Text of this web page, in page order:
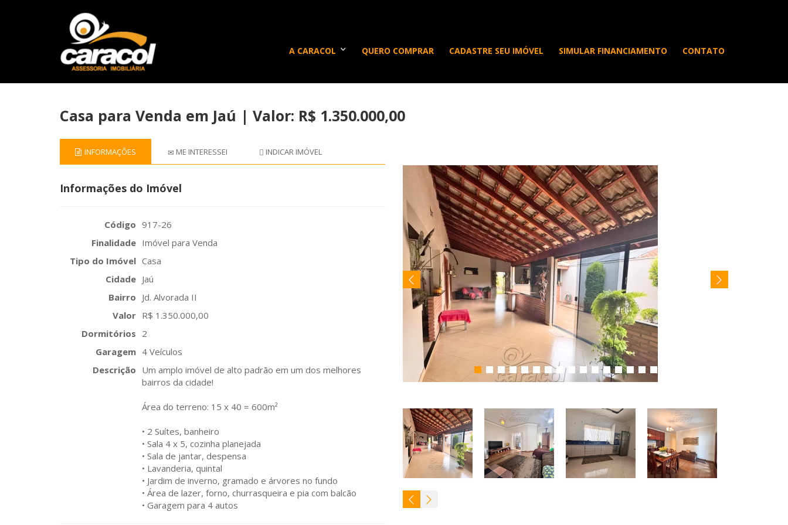
A CARACOL QUERO COMPRAR CADASTRE SEU IMÓVEL SIMULAR FINANCIAMENTO CONTATO
Casa para Venda em Jaú | Valor: R$ 1.350.000,00
INFORMAÇÕES ME INTERESSEI INDICAR IMÓVEL
Informações do Imóvel
Código 917-26
Finalidade Imóvel para Venda
Tipo do Imóvel Casa
Cidade Jaú
Bairro Jd. Alvorada II
Valor R$ 1.350.000,00
Dormitórios 2
Garagem 4 Veículos
Descrição Um amplo imóvel de alto padrão em um dos melhores
bairros da cidade!
Área do terreno: 15 x 40 = 600m²
• 2 Suítes, banheiro
• Sala 4 x 5, cozinha planejada
• Sala de jantar, despensa
• Lavanderia, quintal
• Jardim de inverno, gramado e árvores no fundo
• Área de lazer, forno, churrasqueira e pia com balcão
• Garagem para 4 autos